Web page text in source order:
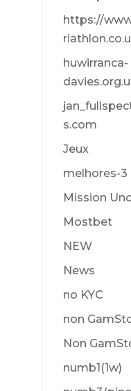
https://
huwirranca-
s.com
Jeux
melhores-3
Mission
Mostbet
NEW
News
no KYC
non
Non
numb1(1w)